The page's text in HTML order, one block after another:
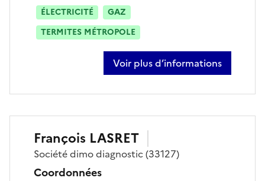
ÉLECTRICITÉ
GAZ
TERMITES MÉTROPOLE
Voir plus d’informations
sur olivier aceti
François LASRET
Sociétédimo diagnostic(33127)
Coordonnées